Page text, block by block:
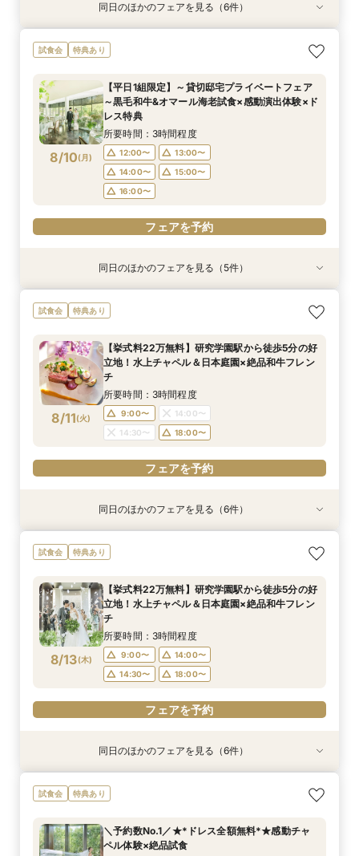
特典あり
8/9(日)
【和婚をお考えの方へ】1stステップ相談会◎挙
式会場見学&「和」の演出体験♪常陸牛と旬のお魚
写真などおふたりの希望をじっくり伺い専属プラ
ンナーがご提案♪
所要時間：3時間程度
9:00〜
14:30〜
フェアを予約
8/9(日)
【タイパ重視！60分で完結◎】会場案内＆相談
会
9:00〜
14:00〜
18:00〜
フェアを予約
特典あり
8/9(日)
【6名～30名の少人数婚】挙式＆会食Newプラ
ン誕生！無料試食付
9:00〜
14:00〜
14:30〜
フェアを予約
特典あり
8/9(日)
【1件目がお得】1stステップ相談&試食×予算相談
*ギフト券プレゼント
9:00〜
14:00〜
14:30〜
フェアを予約
特典あり
8/9(日)
＼茨城人気3会場一気に見学！／憧れ花嫁体験×
贅沢フィレ試食◎
9:00〜
14:00〜
14:30〜
フェアを予約
8/9(日)
【2件目以降に】ふたりの悩みを解消！*徹底比
較相談会*
9:00〜
14:00〜
14:30〜
フェアを予約
同日のほかのフェアを見る（6件）
試食会 特典あり
8/10(月)
【平日1組限定】～貸切邸宅プライベートフェア
～黒毛和牛&オマール海老試食×感動演出体験×ド
レス特典
所要時間：3時間程度
12:00〜
13:00〜
14:00〜
15:00〜
16:00〜
フェアを予約
8/10(月)
【タイパ重視！60分で完結◎】オンラインで会
場案内＆相談会
12:00〜
13:00〜
フェアを予約
特典あり
8/10(月)
【6名～30名の少人数婚】挙式＆会食Newプラ
ン誕生！無料試食付
12:00〜
13:00〜
16:00〜
フェアを予約
特典あり
8/10(月)
1件目がお得★1stステップ相談会＆試食×予算相
談*商品券1万円
12:00〜
13:00〜
16:00〜
フェアを予約
8/10(月)
【2件目以上の方】最短60分！《会場選び&見積
もり》徹底比較相談会
12:00〜
13:00〜
16:00〜
フェアを予約
特典あり
8/10(月)
【和婚をお考えの方へ】挙式会場見学&「和」の
演出体験♪常陸牛と旬のお魚料理の贅沢食べ比べ
希望をじっくり伺い専属プランナーがご提案♪
所要時間：3時間程度
14:00〜
15:00〜
16:00〜
同日のほかのフェアを見る（5件）
試食会 特典あり
8/11(火)
【挙式料22万無料】研究学園駅から徒歩5分の好
立地！水上チャペル＆日本庭園×絶品和牛フレン
チ
所要時間：3時間程度
9:00〜
14:00〜
14:30〜
18:00〜
フェアを予約
特典あり
8/11( 火)
【和婚をお考えの方へ】1stステップ相談会◎挙
式会場見学&「和」の演出体験♪常陸牛と旬のお魚
写真などおふたりの希望をじっくり伺い専属プラ
ンナーがご提案♪
所要時間：3時間程度
14:30〜
フェアを予約
8/11( 火)
【タイパ重視！60分で完結◎】会場案内＆相談
会
9:00〜
14:00〜
フェアを予約
特典あり
8/11( 火)
【6名～30名の少人数婚】挙式＆会食Newプラ
ン誕生！無料試食付
9:00〜
14:00〜
フェアを予約
8/11( 火)
【2件目以降に】ふたりの悩みを解消！徹底比較
相談会
9:00〜
14:00〜
フェアを予約
特典あり
8/11( 火)
【1件目がお得】1stステップ相談&試食×予算相談
*ギフト券プレゼント
9:00〜
14:00〜
フェアを予約
特典あり
8/11( 火)
＼茨城人気3会場一気に見学！／憧れ花嫁体験×
贅沢フィレ試食◎
9:00〜
14:00〜
フェアを予約
同日のほかのフェアを見る（6件）
試食会 特典あり
8/13(木)
【挙式料22万無料】研究学園駅から徒歩5分の好
立地！水上チャペル＆日本庭園×絶品和牛フレン
チ
所要時間：3時間程度
9:00〜
14:00〜
14:30〜
18:00〜
フェアを予約
特典あり
【和婚をお考えの方へ】1stステップ相談会◎挙
式会場見学&「和」の演出体験♪常陸牛と旬のお魚
写真などおふたりの希望をじっくり伺い専属プラ
ンナーがご提案♪
所要時間：3時間程度
【タイパ重視！60分で完結◎】会場案内＆相談
会
9:00〜
14:00〜
特典あり
【6名～30名の少人数婚】挙式＆会食Newプラ
ン誕生！無料試食付
9:00〜
14:00〜
【2件目以降に】ふたりの悩みを解消！徹底比較
相談会
9:00〜
14:00〜
特典あり
【1件目がお得】1stステップ相談&試食×予算相談
*ギフト券プレゼント
9:00〜
14:00〜
特典あり
＼茨城人気3会場一気に見学！／憧れ花嫁体験×
贅沢フィレ試食◎
9:00〜
14:00〜
同日のほかのフェアを見る（6件）
試食会 特典あり
＼予約数No.1／★*ドレス全額無料*★感動チャ
ペル体験×絶品試食